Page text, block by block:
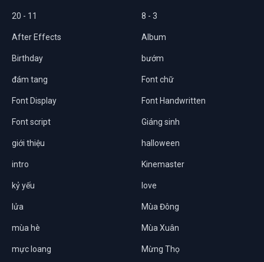
20 - 11 8 - 3
After Effects Album
Birthday bướm
đám tang Font chữ
Font Display Font Handwritten
Font script Giáng sinh
giới thiệu halloween
intro Kinemaster
kỷ yếu love
lửa Mùa Đông
mùa hè Mùa Xuân
mực loang Mừng Thọ